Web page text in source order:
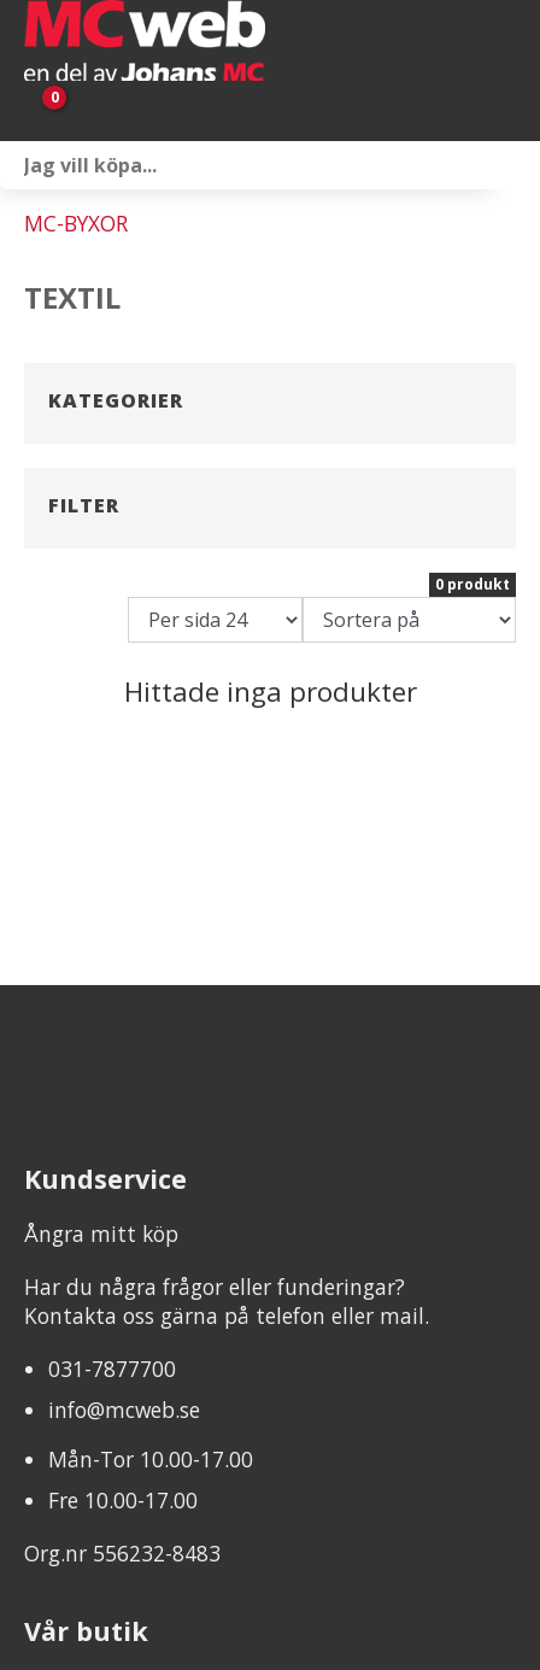
0
MC-BYXOR
TEXTIL
KATEGORIER
FILTER
0 produkt
Hittade inga produkter
Kundservice
Ångra mitt köp
Har du några frågor eller funderingar?
Kontakta oss gärna på telefon eller mail.
031-7877700
info@mcweb.se
Mån-Tor 10.00-17.00
Fre 10.00-17.00
Org.nr 556232-8483
Vår butik